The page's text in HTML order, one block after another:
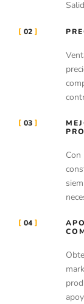
02
03
Con
04